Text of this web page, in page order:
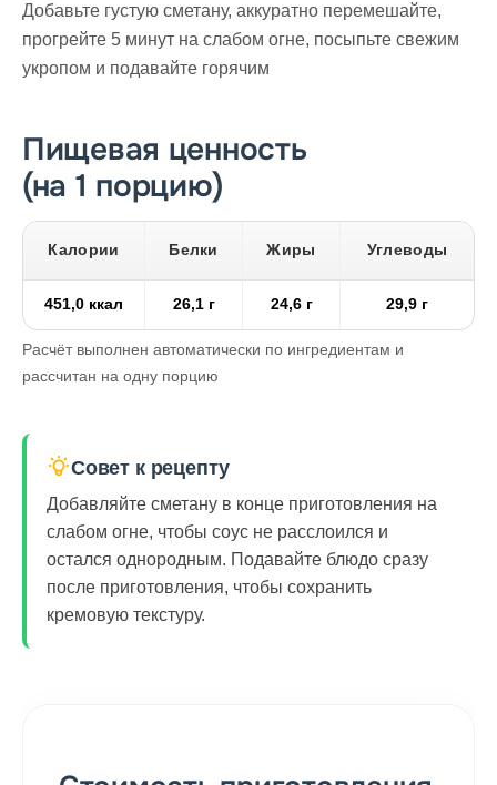
Добавьте густую сметану, аккуратно перемешайте,
прогрейте 5 минут на слабом огне, посыпьте свежим
укропом и подавайте горячим
Пищевая ценность
(на 1 порцию)
Калории Белки Жиры Углеводы
451,0 ккал 26,1 г 24,6 г 29,9 г
Расчёт выполнен автоматически по ингредиентам и
рассчитан на одну порцию
Совет к рецепту
Добавляйте сметану в конце приготовления на
слабом огне, чтобы соус не расслоился и
остался однородным. Подавайте блюдо сразу
после приготовления, чтобы сохранить
кремовую текстуру.